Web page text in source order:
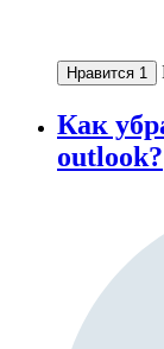
Нравится 1
Как
outlook?